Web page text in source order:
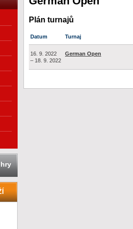
Plán turnajů
Datum Turnaj
16. 9. 2022
– 18. 9. 2022
German Open